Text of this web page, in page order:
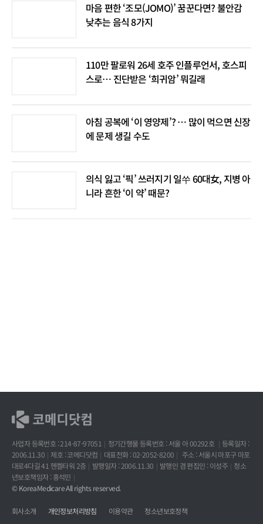
마음 편한 ‘조모(JOMO)’ 꿈꾼다면? 불안감
낮추는 음식 8가지
110만 팔로워 26세 호주 인플루언서, 호스피
스로… 진단받은 ‘희귀암’ 뭐길래
아침 공복에 ‘이 영양제’? … 많이 먹으면 신장
에 문제 생길 수도
의식 잃고 ‘픽’ 쓰러지기 일쑤 60대女, 지병 아
니라 흔한 ‘이 약’ 때문?
사업자 등록번호 : 214-87-97051 정기간행물 등록번호 : 서울 아 00292호
등록일자 :
2006.11.30
제호 : 코메디닷컴 대표전화 : 02-2052-8200
주소 : 서울시 마포구 마포
대로4다길 41 헨켈타워 2층
발행일자 : 2006.11.30 발행인 겸 편집인 : 이성주
청소
년보호책임자 : 홍석민
© KoreaMedicare All rights reserved.
회사소개 개인정보처리방침 이용약관
청소년보호정책